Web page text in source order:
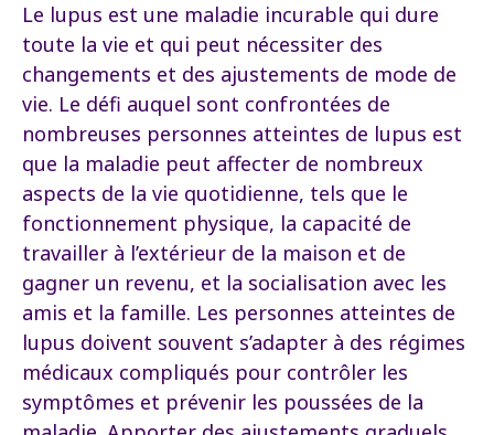
Le lupus est une maladie incurable qui dure
toute la vie et qui peut nécessiter des
changements et des ajustements de mode de
vie. Le défi auquel sont confrontées de
nombreuses personnes atteintes de lupus est
que la maladie peut affecter de nombreux
aspects de la vie quotidienne, tels que le
fonctionnement physique, la capacité de
travailler à l’extérieur de la maison et de
gagner un revenu, et la socialisation avec les
amis et la famille. Les personnes atteintes de
lupus doivent souvent s’adapter à des régimes
médicaux compliqués pour contrôler les
symptômes et prévenir les poussées de la